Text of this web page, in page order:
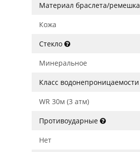
Материал браслета/ремешка
Кожа
Стекло
Минеральное
Класс водонепроницаемости
WR 30м (3 атм)
Противоударные
Нет